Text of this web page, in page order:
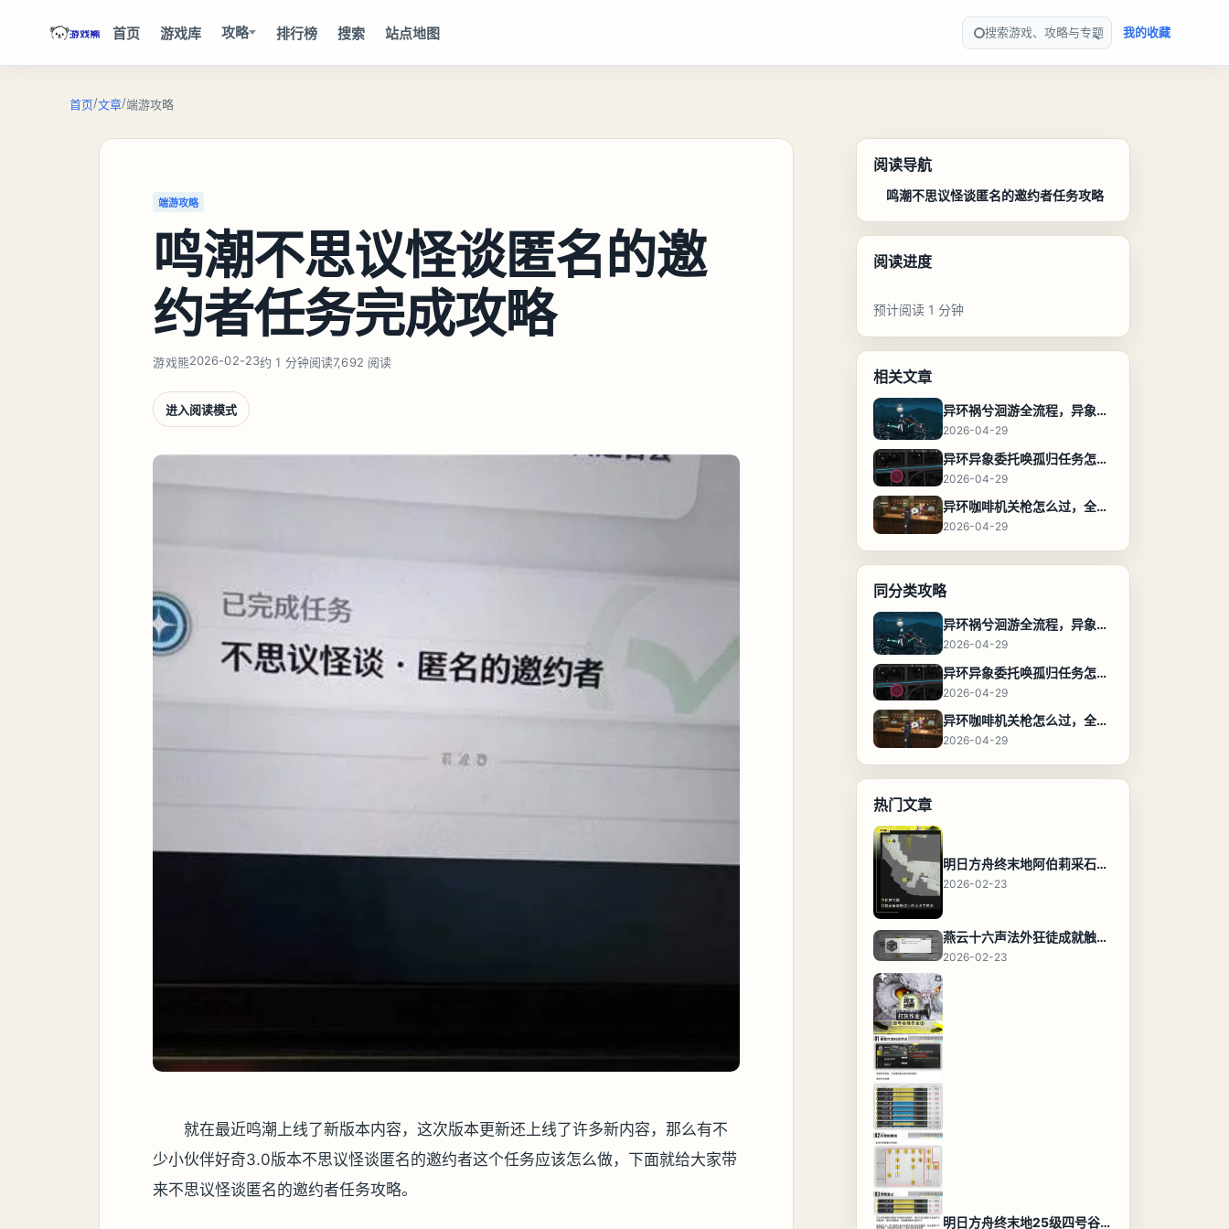
首页 游戏库 攻略 排行榜 搜索 站点地图 搜索游戏、攻略与专题 我的收藏
首页/文章/端游攻略
端游攻略
鸣潮不思议怪谈匿名的邀
约者任务完成攻略
游戏熊2026-02-23约 1 分钟阅读7,692 阅读
进入阅读模式
就在最近鸣潮上线了新版本内容，这次版本更新还上线了许多新内容，那么有不
少小伙伴好奇3.0版本不思议怪谈匿名的邀约者这个任务应该怎么做，下面就给大家带
来不思议怪谈匿名的邀约者任务攻略。
阅读导航
鸣潮不思议怪谈匿名的邀约者任务攻略
阅读进度
预计阅读 1 分钟
相关文章
异环祸兮洄游全流程，异象委托任务通关攻略
2026-04-29
异环异象委托唤孤归任务怎么完成，流程步骤与位置攻略
2026-04-29
异环咖啡机关枪怎么过，全流程通关攻略
2026-04-29
同分类攻略
异环祸兮洄游全流程，异象委托任务通关攻略
2026-04-29
异环异象委托唤孤归任务怎么完成，流程步骤与位置攻略
2026-04-29
异环咖啡机关枪怎么过，全流程通关攻略
2026-04-29
热门文章
明日方舟终末地阿伯莉采石场宝箱全收集攻略，全点位分布图与路线
2026-02-23
燕云十六声法外狂徒成就触发条件与通关攻略
2026-02-23
明日方舟终末地25级四号谷地基地蓝图，高效布局规划